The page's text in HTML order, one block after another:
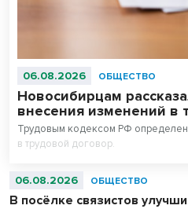
06.08.2026 ОБЩЕСТВО
Новосибирцам
внесения изменений в
Трудовым кодексом РФ
в трудовой договор.
06.08.2026 ОБЩЕСТВО
В посёлке связистов